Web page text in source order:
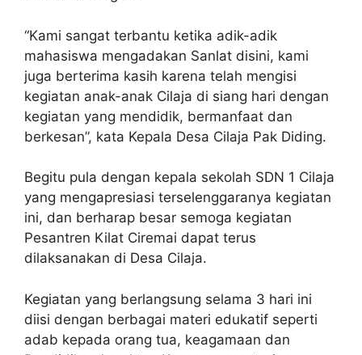
“Kami sangat terbantu ketika adik-adik
mahasiswa mengadakan Sanlat disini, kami
juga berterima kasih karena telah mengisi
kegiatan anak-anak Cilaja di siang hari dengan
kegiatan yang mendidik, bermanfaat dan
berkesan”, kata Kepala Desa Cilaja Pak Diding.
Begitu pula dengan kepala sekolah SDN 1 Cilaja
yang mengapresiasi terselenggaranya kegiatan
ini, dan berharap besar semoga kegiatan
Pesantren Kilat Ciremai dapat terus
dilaksanakan di Desa Cilaja.
Kegiatan yang berlangsung selama 3 hari ini
diisi dengan berbagai materi edukatif seperti
adab kepada orang tua, keagamaan dan